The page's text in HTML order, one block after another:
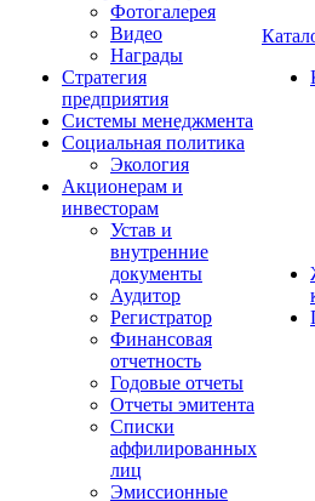
Фотогалерея
Видео
Награды
Стратегия
предприятия
Системы менеджмента
Социальная политика
Экология
Акционерам и
инвесторам
Устав и
внутренние
документы
Аудитор
Регистратор
Финансовая
отчетность
Годовые отчеты
Отчеты эмитента
Списки
аффилированных
лиц
Эмиссионные